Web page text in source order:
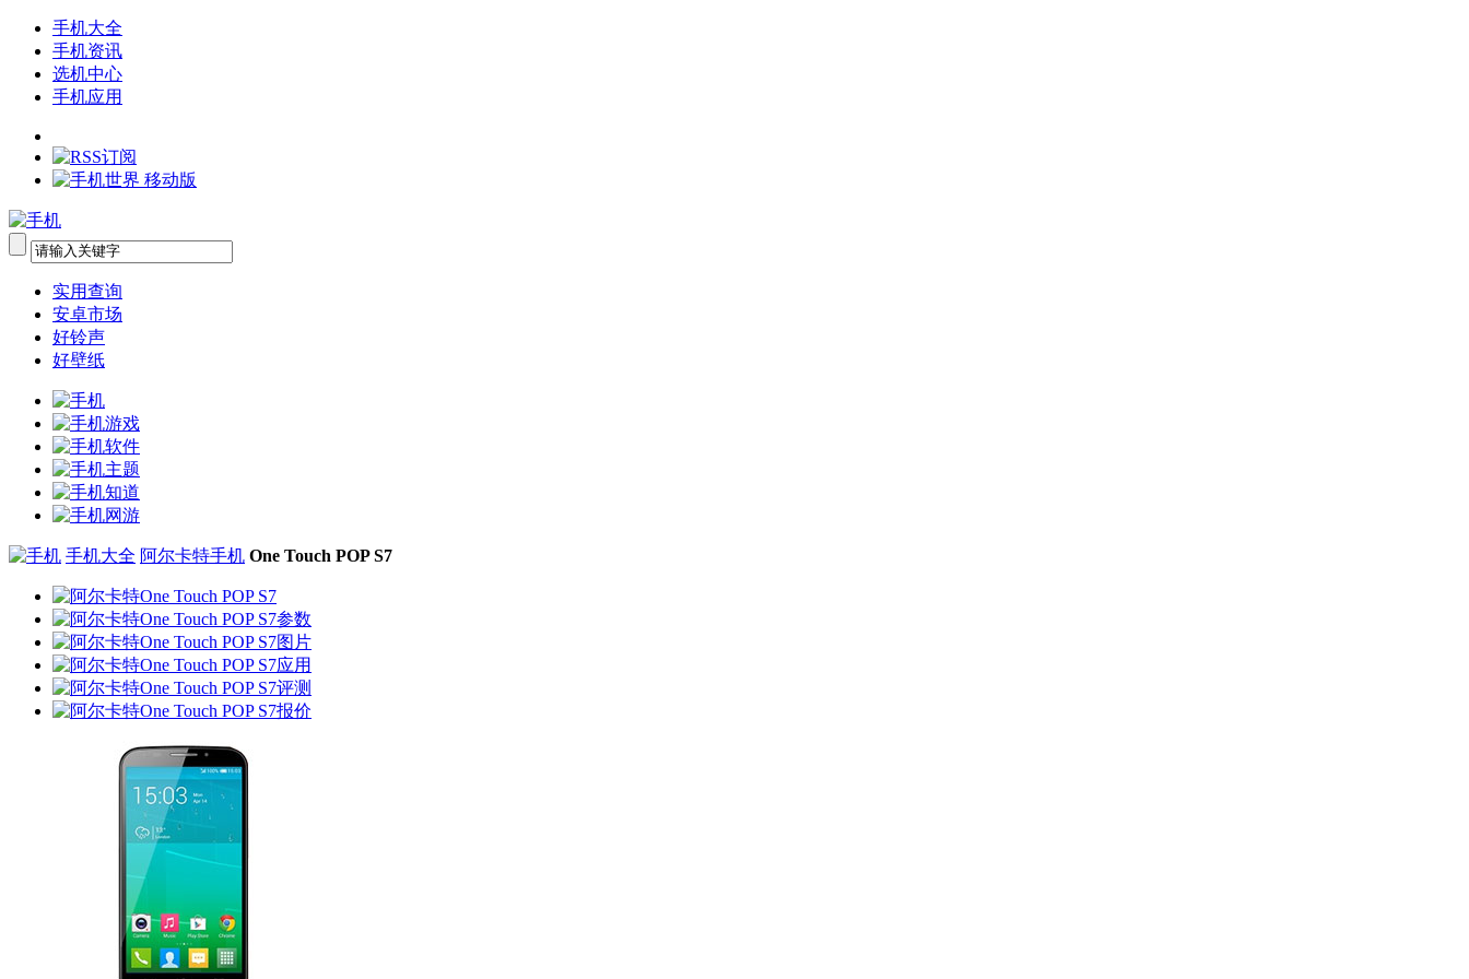
手机大全
手机资讯
选机中心
手机应用
实用查询
安卓市场
好铃声
好壁纸
手机大全 阿尔卡特手机 One Touch POP S7